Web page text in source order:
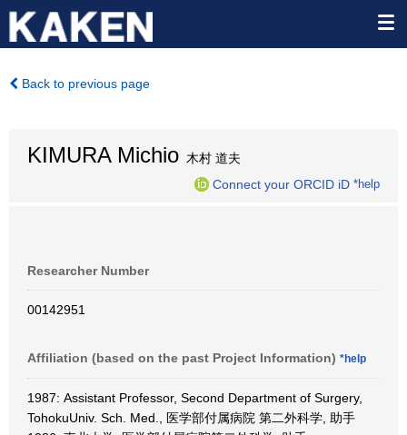
Back to previous page
KIMURA Michio 木村 道夫
Connect your ORCID iD *help
Researcher Number
00142951
Affiliation (based on the past Project Information) *help
1987: Assistant Professor, Second Department of Surgery,
TohokuUniv. Sch. Med., 医学部付属病院 第二外科学, 助手